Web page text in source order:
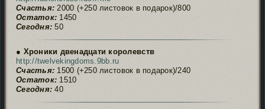
Счастья: 2000 (+250 листовок в подарок)/800
Остаток: 1450
Сегодня: 50
● Хроники двенадцати королевств
http://twelvekingdoms.9bb.ru
Счастья: 1500 (+250 листовок в подарок)/240
Остаток: 1510
Сегодня: 40